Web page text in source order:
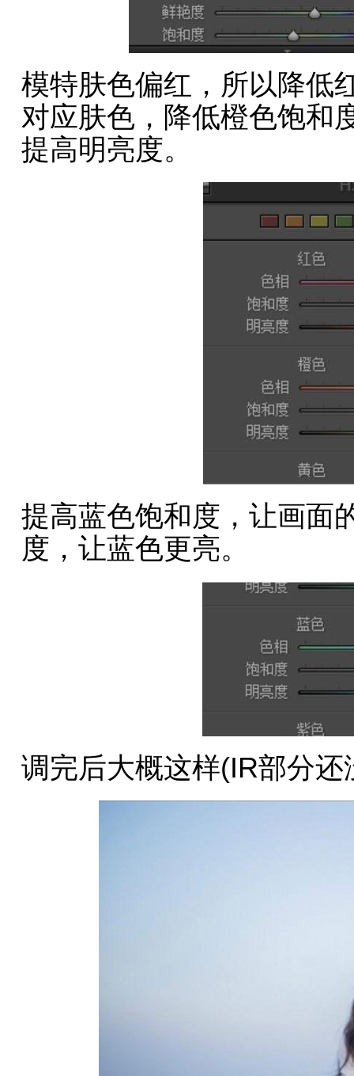
模特肤色偏红，所以降低
对应肤色，降低橙色饱和
提高明亮度。
提高蓝色饱和度，让画面
度，让蓝色更亮。
调完后大概这样(IR部分还